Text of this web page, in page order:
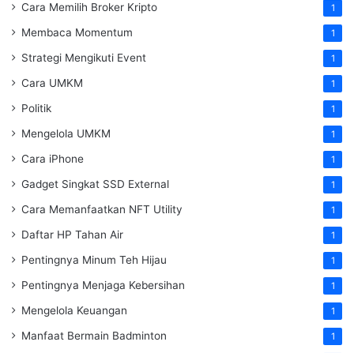
Cara Memilih Broker Kripto 1
Membaca Momentum 1
Strategi Mengikuti Event 1
Cara UMKM 1
Politik 1
Mengelola UMKM 1
Cara iPhone 1
Gadget Singkat SSD External 1
Cara Memanfaatkan NFT Utility 1
Daftar HP Tahan Air 1
Pentingnya Minum Teh Hijau 1
Pentingnya Menjaga Kebersihan 1
Mengelola Keuangan 1
Manfaat Bermain Badminton 1